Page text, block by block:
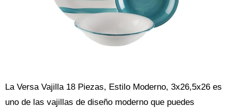
La Versa Vajilla 18 Piezas, Estilo Moderno, 3x26,5x26 es
uno de las vajillas de diseño moderno que puedes